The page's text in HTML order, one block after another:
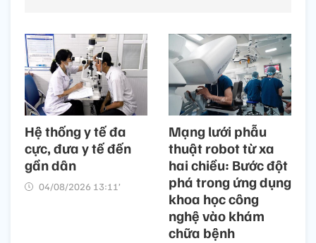
Hệ thống y tế đa
cực, đưa y tế đến
gần dân
04/08/2026 13:11’
Mạng lưới phẫu
thuật robot từ xa
hai chiều: Bước đột
phá trong ứng dụng
khoa học công
nghệ vào khám
chữa bệnh